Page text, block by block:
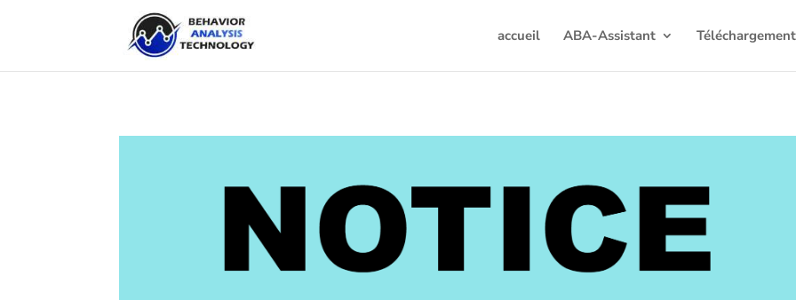
accueil ABA-Assistant Téléchargement